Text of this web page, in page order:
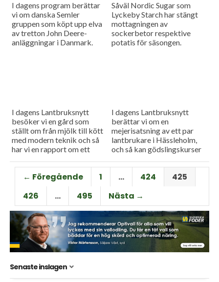
I dagens program berättar
vi om danska Semler
gruppen som köpt upp elva
av tretton John Deere-
anläggningar i Danmark.
Såväl Nordic Sugar som
Lyckeby Starch har stängt
mottagningen av
sockerbetor respektive
potatis för säsongen.
I dagens Lantbruksnytt
besöker vi en gård som
ställt om från mjölk till kött
med modern teknik och så
har vi en rapport om ett
stjälkbakterios i...
I dagens Lantbruksnytt
berättar vi om en
mejerisatsning av ett par
lantbrukare i Hässleholm,
och så kan gödslingskurser
fosfor och kalium.
← Föregående 1 … 424
425
426
… 495 Nästa →
Senaste inslagen